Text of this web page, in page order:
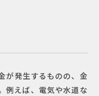
が発生するものの、金
例えば、電気や水道な